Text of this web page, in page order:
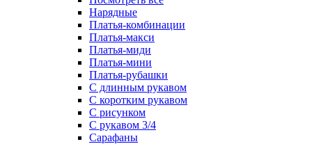
Нарядные
Платья-комбинации
Платья-макси
Платья-миди
Платья-мини
Платья-рубашки
С длинным рукавом
С коротким рукавом
С рисунком
С рукавом 3/4
Сарафаны